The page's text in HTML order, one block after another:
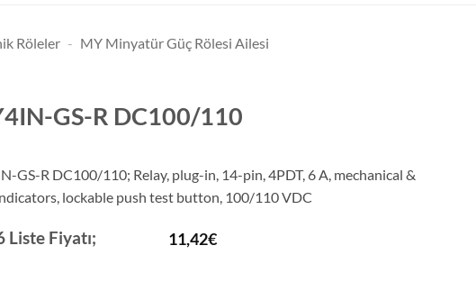
Röleler - MY Minyatür Güç Rölesi Ailesi
GS-R DC100/110
GS-R DC100/110; Relay, plug-in, 14-pin, 4PDT, 6 A, mechanical &
lockable push test button, 100/110 VDC
Liste Fiyatı; 11,42€